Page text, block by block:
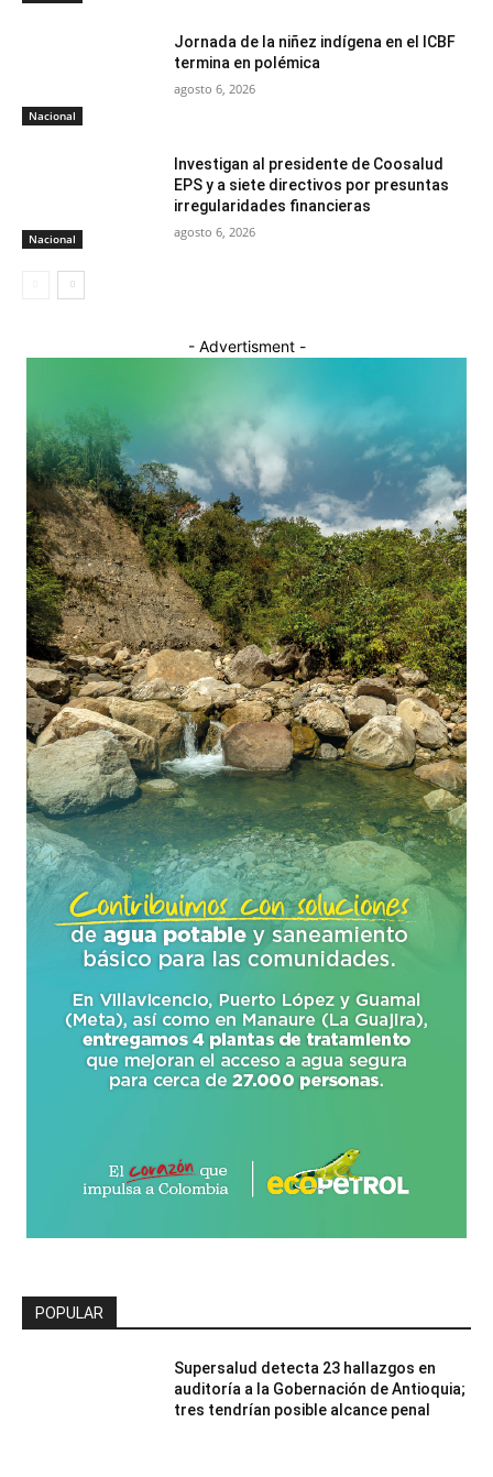
Nacional
Jornada de la niñez indígena en el ICBF
termina en polémica
agosto 6, 2026
Nacional
Investigan al presidente de Coosalud
EPS y a siete directivos por presuntas
irregularidades financieras
agosto 6, 2026
- Advertisment -
POPULAR
Supersalud detecta 23 hallazgos en
auditoría a la Gobernación de Antioquia;
tres tendrían posible alcance penal